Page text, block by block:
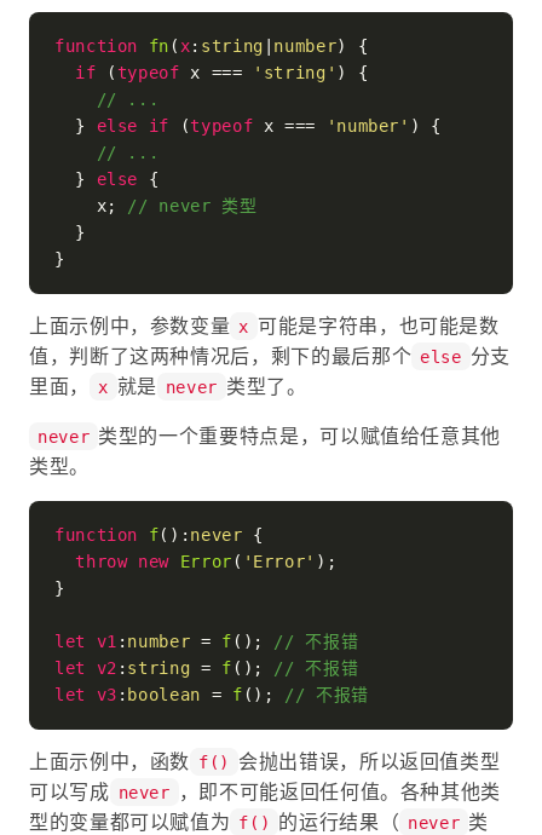
function fn (x: string number) {
if (typeof x === 'string' ) {
// ...
  }
else if (typeof x === 'number' ) {
// ...
  }
else {
    x;
// never 类型
  }
上面示例中，参数变量 x 可能是字符串，也可能是数
值，判断了这两种情况后，剩下的最后那个 else 分支
里面，
x 就是 never 类型了。
never 类型的一个重要特点是，可以赋值给任意其他
类型。
function f( ): never {
throw new Error ( 'Error' );
}
let v1 : number = f (); // 不报错
let
v2 : string = f (); // 不报错
let
v3 : boolean = f (); // 不报错
上面示例中，函数 f()
会抛出错误，所以返回值类型
可以写成 never
，即不可能返回任何值。各种其他类
型的变量都可以赋值为 f() 的运行结果（ never 类